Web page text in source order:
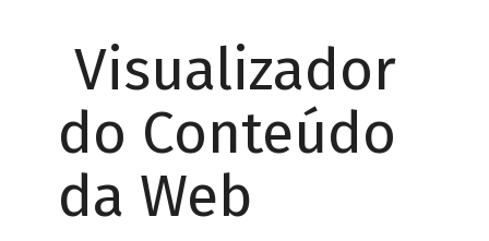
Visualizador
do Conteúdo
da Web